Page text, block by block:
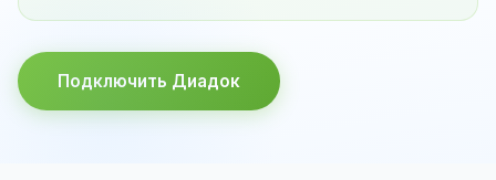
Подключить Диадок